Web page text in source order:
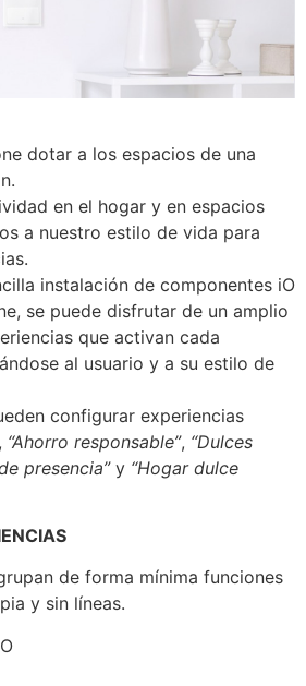
dotar a los espacios de una
en el hogar y en espacios
a nuestro estilo de vida para
instalación de componentes iO
se puede disfrutar de un amplio
que activan cada
al usuario y a su estilo de
configurar experiencias
“Ahorro responsable”, “Dulces
presencia”y “Hogar dulce
de forma mínima funciones
y sin líneas.